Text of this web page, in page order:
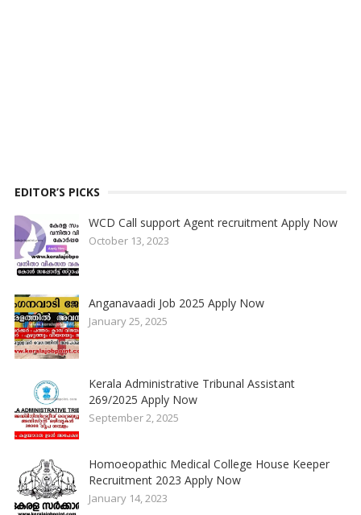
EDITOR’S PICKS
WCD Call support Agent recruitment Apply Now
October 13, 2023
Anganavaadi Job 2025 Apply Now
January 25, 2025
Kerala Administrative Tribunal Assistant
269/2025 Apply Now
September 2, 2025
Homoeopathic Medical College House Keeper
Recruitment 2023 Apply Now
January 14, 2023